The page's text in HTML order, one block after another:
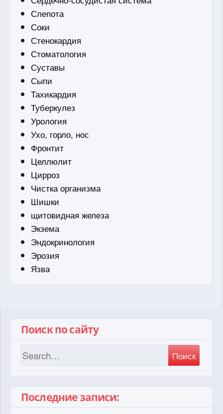
Слепота
Соки
Стенокардия
Стоматология
Суставы
Сыпи
Тахикардия
Туберкулез
Урология
Ухо, горло, нос
Фронтит
Целлюлит
Цирроз
Чистка организма
Шишки
щитовидная железа
Экзема
Эндокринология
Эрозия
Язва
Поиск по сайту
Поиск
Последние записи: